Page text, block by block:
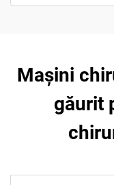
Mașini
găurit